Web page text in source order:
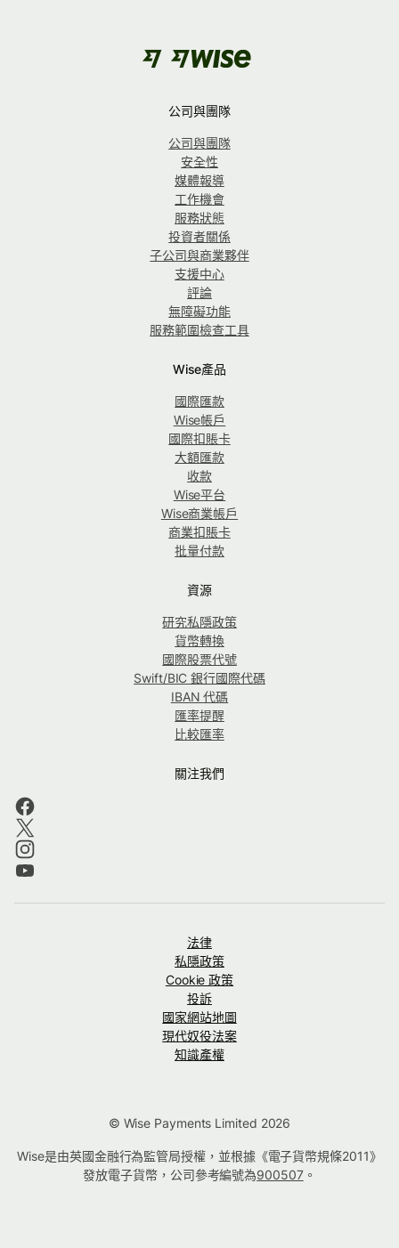
公司與團隊
公司與團隊
安全性
媒體報導
工作機會
服務狀態
投資者關係
子公司與商業夥伴
支援中心
評論
無障礙功能
服務範圍檢查工具
Wise產品
國際匯款
Wise帳戶
國際扣賬卡
大額匯款
收款
Wise平台
Wise商業帳戶
商業扣賬卡
批量付款
資源
研究私隱政策
貨幣轉換
國際股票代號
Swift/BIC 銀行國際代碼
IBAN 代碼
匯率提醒
比較匯率
關注我們
法律
私隱政策
Cookie 政策
投訴
國家網站地圖
現代奴役法案
知識產權
© Wise Payments Limited 2026
Wise是由英國金融行為監管局授權，並根據《電子貨幣規條2011》
發放電子貨幣，公司參考編號為900507。